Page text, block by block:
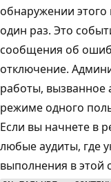
обнаружении этого
один раз. Это
сообщения об
отключение.
работы, вызванное
режиме одного
Если вы начнете в
любые аудиты, где
выполнения в этой